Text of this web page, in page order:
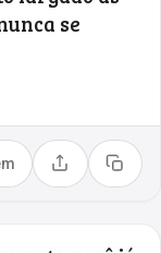
se
Compartilhar
Copiar